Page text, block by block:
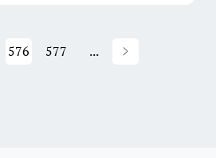
576 577 ...